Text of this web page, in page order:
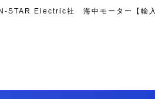
STAR Electric社 海中モーター【輸入